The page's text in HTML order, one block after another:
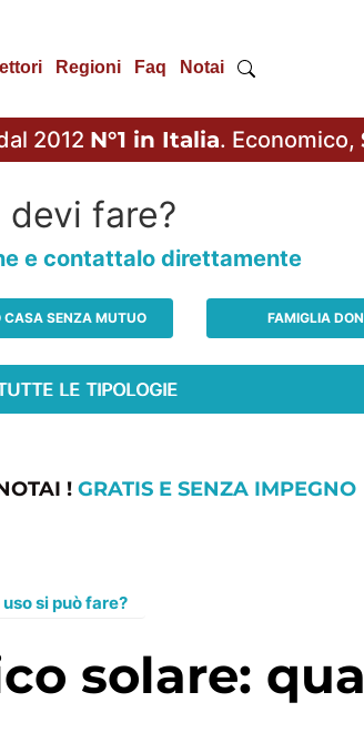
Regioni Faq Notai
2012 N°1 in Italia. Economico,
fare?
e contattalo direttamente
CASA SENZA MUTUO FAMIGLIA
! GRATIS E SENZA IMPEGNO
si può fare?